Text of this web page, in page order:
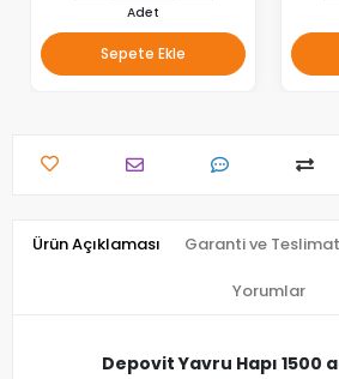
Adet
Sepete Ekle
Ürün Açıklaması Garanti ve Teslimat
Yorumlar
Depovit Yavru Hapı 1500